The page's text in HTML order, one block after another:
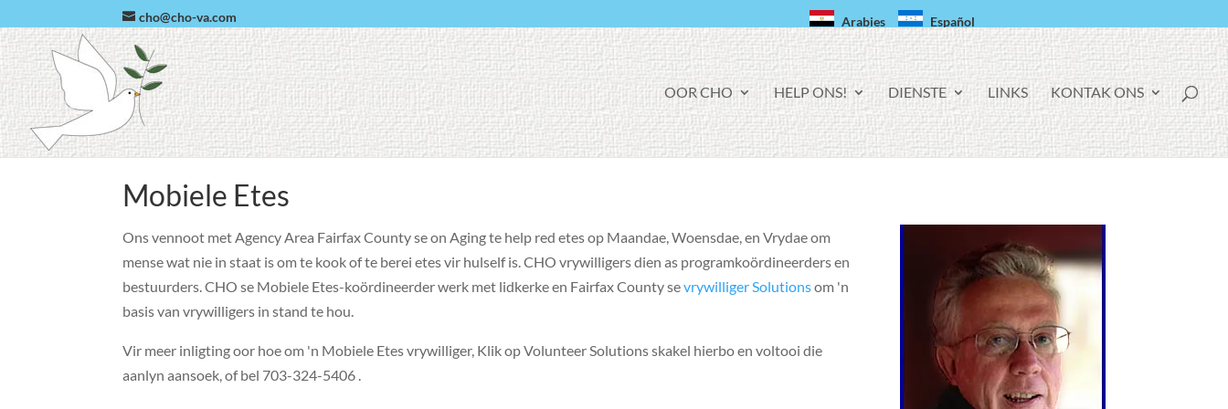
cho@cho-va.com Arabies Español
F
A
C
E
B
O
OOR CHO HELP ONS! DIENSTE LINKS KONTAK ONS
Mobiele Etes
Ons vennoot met Agency Area Fairfax County se on Aging te help red etes op Maandae, Woensdae, en Vrydae om
mense wat nie in staat is om te kook of te berei etes vir hulself is. CHO vrywilligers dien as programkoördineerders en
bestuurders. CHO se Mobiele Etes-koördineerder werk met lidkerke en Fairfax County sevrywilliger Solutionsom 'n
basis van vrywilligers in stand te hou.
Vir meer inligting oor hoe om 'n Mobiele Etes vrywilliger, Klik op Volunteer Solutions skakel hierbo en voltooi die
aanlyn aansoek, of bel 703-324-5406 .